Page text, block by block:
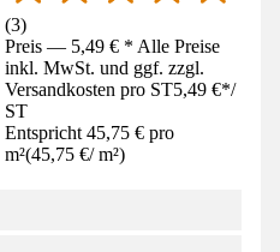
(3)
Preis — 5,49 € * Alle Preise
inkl. MwSt. und ggf. zzgl.
Versandkosten pro ST5,49 €*/
ST
Entspricht 45,75 € pro
m²(45,75 €/ m²)